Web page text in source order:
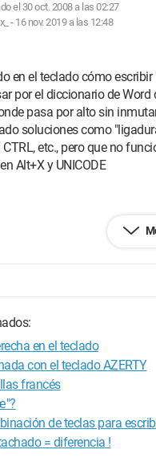
el 30 oct. 2008 a las 02:27
- 16 nov. 2019 a las 12:48
en el teclado cómo
por el diccionario de
pasa por alto sin
soluciones como
etc., pero que no
Alt+X y UNICODE
Windows XP Internet
en el teclado
con el teclado AZERTY
francés
de teclas para
= diferencia !